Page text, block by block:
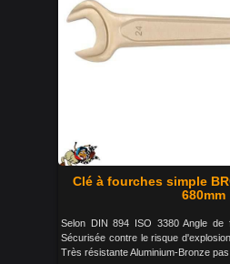
Clé à fourches simple
680mm
Selon DIN 894 ISO 3380 Angle de
Sécurisée contre le risque
Très résistante Aluminium-Bronze